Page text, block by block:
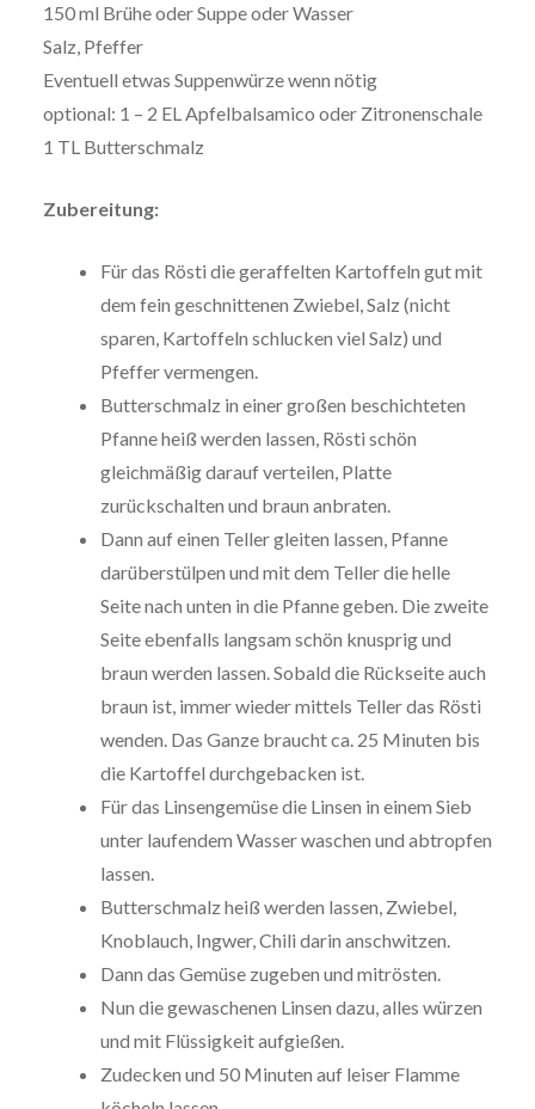
150 ml Brühe oder Suppe oder Wasser
Salz, Pfeffer
Eventuell etwas Suppenwürze wenn nötig
optional: 1 – 2 EL Apfelbalsamico oder Zitronenschale
1 TL Butterschmalz
Zubereitung:
Für das Rösti die geraffelten Kartoffeln gut mit
dem fein geschnittenen Zwiebel, Salz (nicht
sparen, Kartoffeln schlucken viel Salz) und
Pfeffer vermengen.
Butterschmalz in einer großen beschichteten
Pfanne heiß werden lassen, Rösti schön
gleichmäßig darauf verteilen, Platte
zurückschalten und braun anbraten.
Dann auf einen Teller gleiten lassen, Pfanne
darüberstülpen und mit dem Teller die helle
Seite nach unten in die Pfanne geben. Die zweite
Seite ebenfalls langsam schön knusprig und
braun werden lassen. Sobald die Rückseite auch
braun ist, immer wieder mittels Teller das Rösti
wenden. Das Ganze braucht ca. 25 Minuten bis
die Kartoffel durchgebacken ist.
Für das Linsengemüse die Linsen in einem Sieb
unter laufendem Wasser waschen und abtropfen
lassen.
Butterschmalz heiß werden lassen, Zwiebel,
Knoblauch, Ingwer, Chili darin anschwitzen.
Dann das Gemüse zugeben und mitrösten.
Nun die gewaschenen Linsen dazu, alles würzen
und mit Flüssigkeit aufgießen.
Zudecken und 50 Minuten auf leiser Flamme